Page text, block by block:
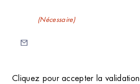
(Nécessaire)
A
Cliquez pour accepter la